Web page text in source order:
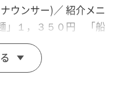
ウンサー)／ 紹介メニ
」１，３５０円 「船
ューや価格等は撮影当